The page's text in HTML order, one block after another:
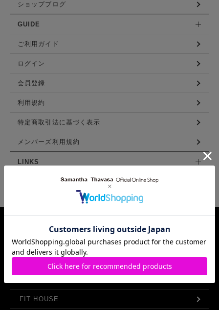
ショップブログ
GUIDE
ご利用ガイド
ログイン
会員登録
利用規約
特定商取引法に基づく表示
メンバーズ利用規約
LINKS
Samantha Thavasa Group Info.
FIT HOUSE